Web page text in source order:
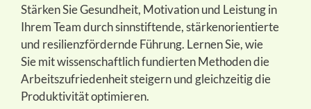
Stärken Sie Gesundheit, Motivation und Leistung in
Ihrem Team durch sinnstiftende, stärkenorientierte
und resilienzfördernde Führung. Lernen Sie, wie
Sie mit wissenschaftlich fundierten Methoden die
Arbeitszufriedenheit steigern und gleichzeitig die
Produktivität optimieren.